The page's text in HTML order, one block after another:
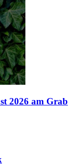
2026 am Grab